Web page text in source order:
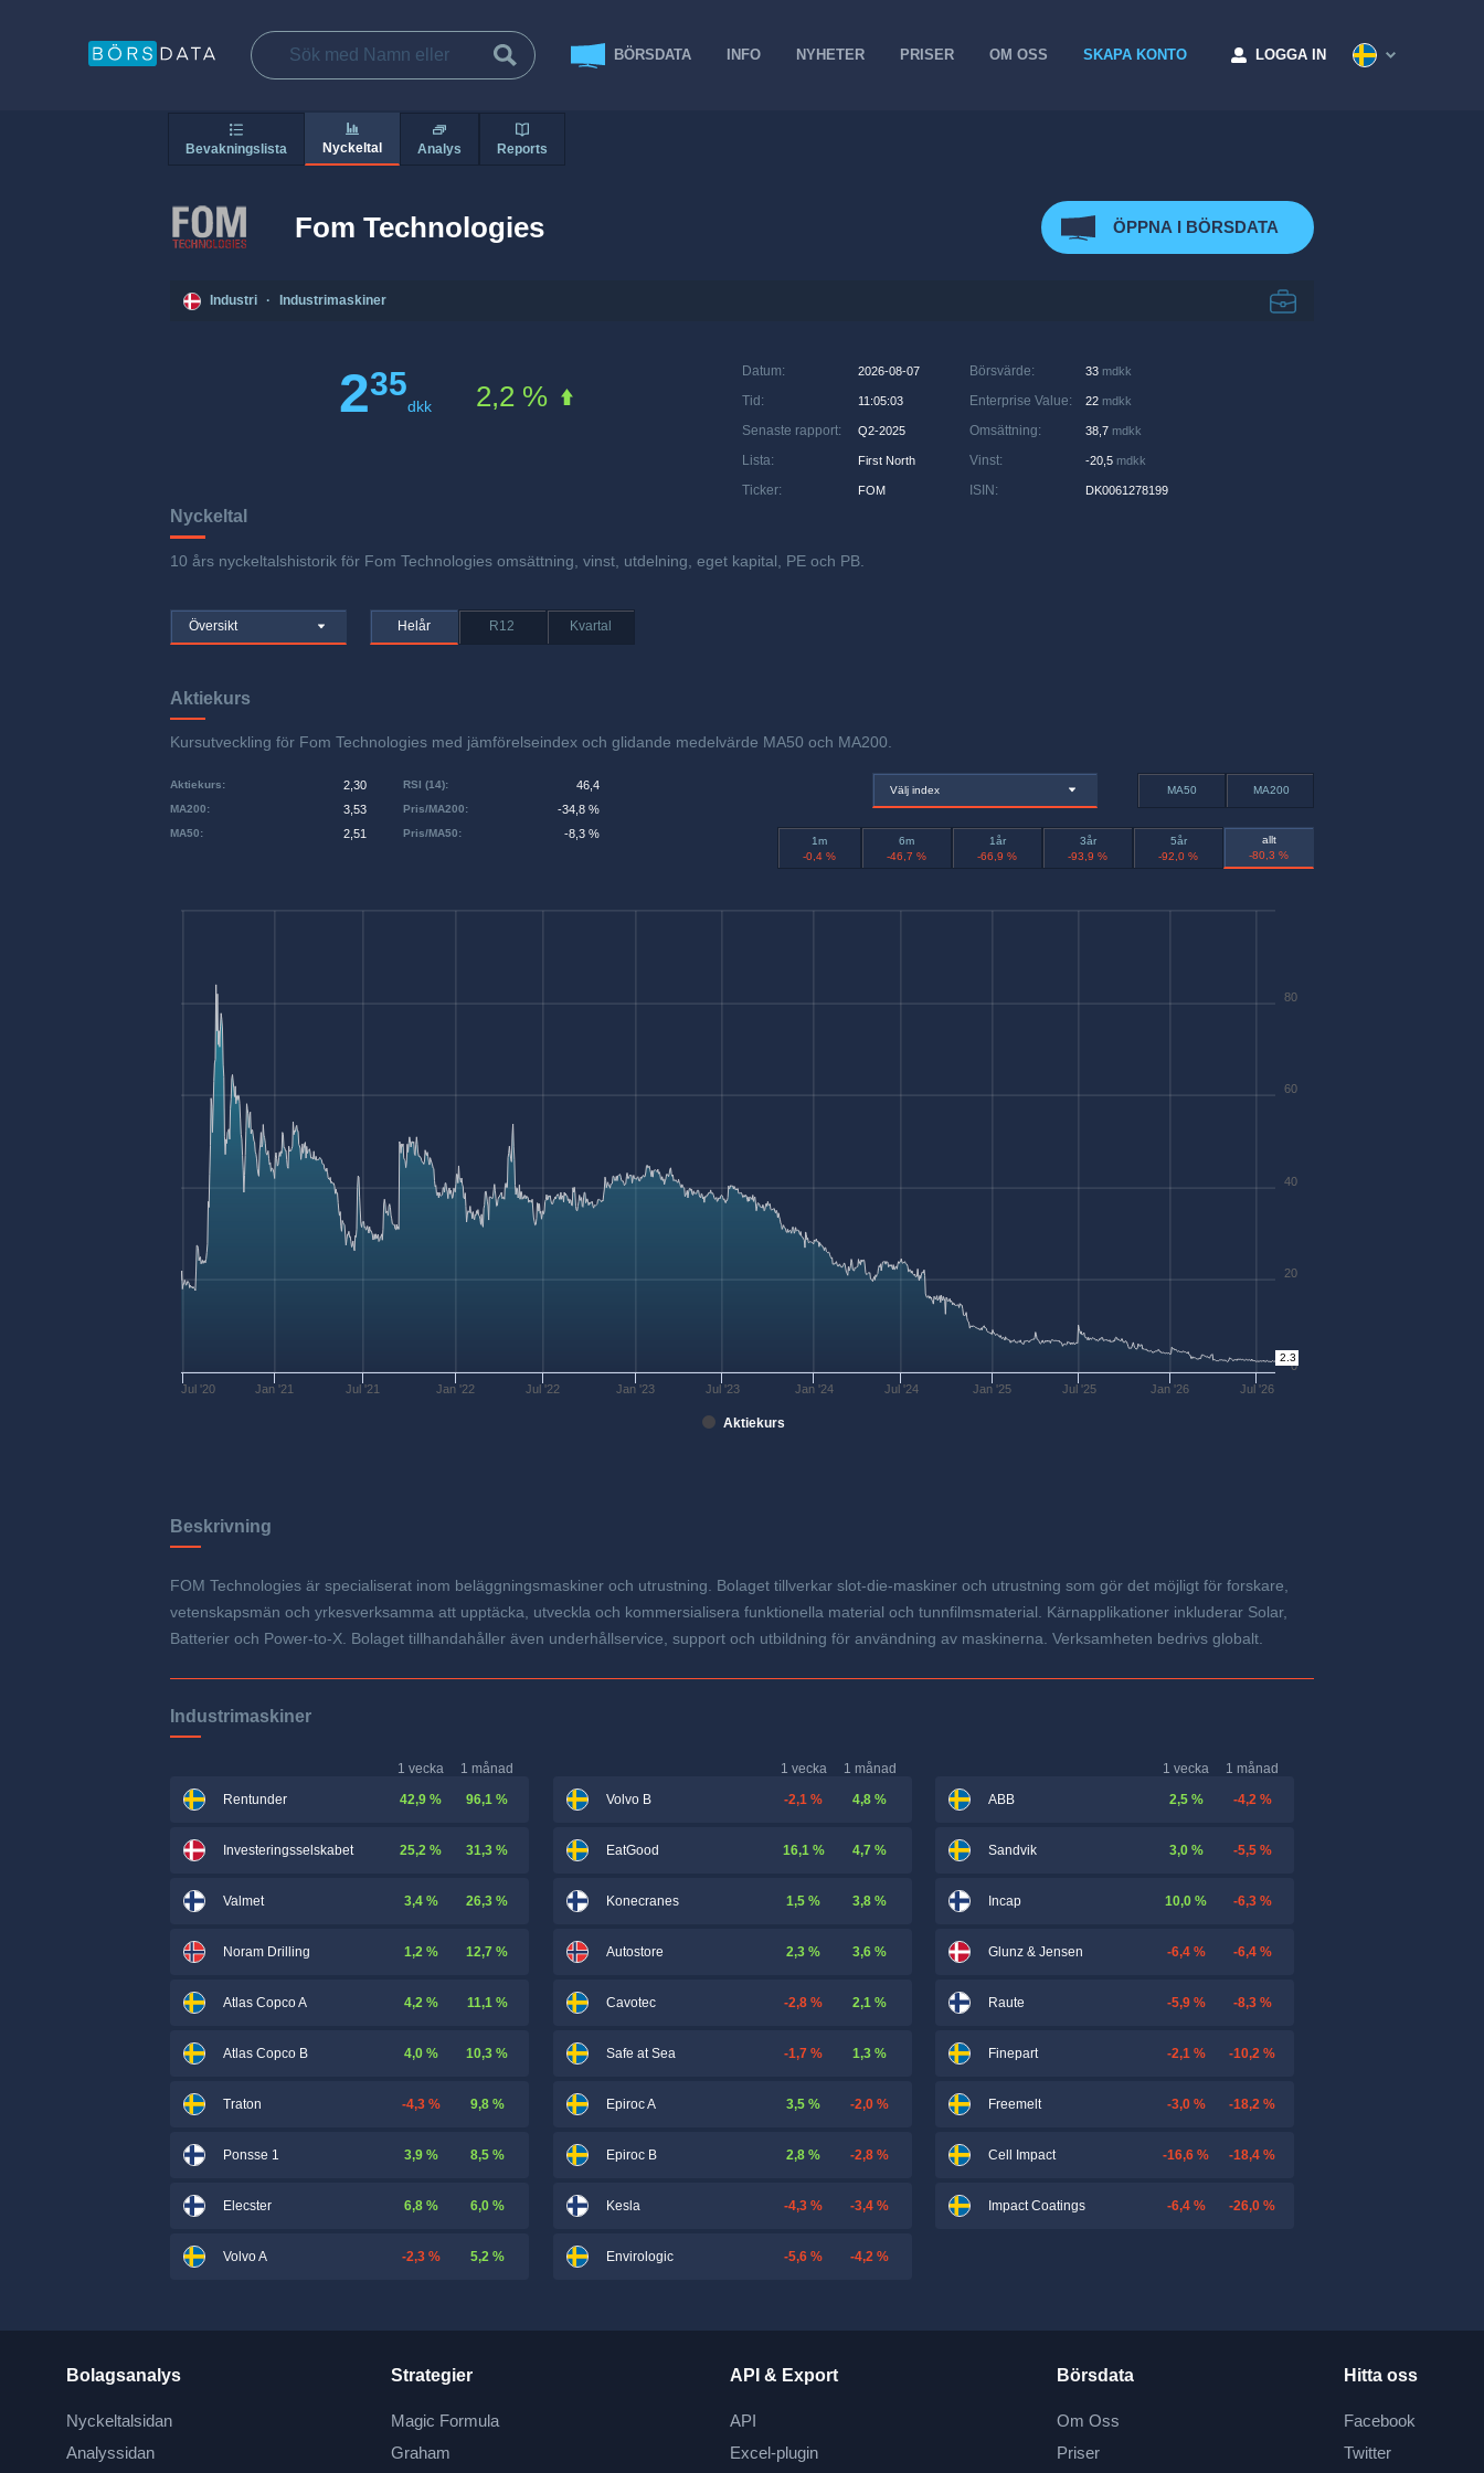
BÖRSDATA INFO NYHETER PRISER OM OSS SKAPA KONTO LOGGA IN
Bevakningslista Nyckeltal Analys Reports
Fom Technologies ÖPPNA I BÖRSDATA
Industri · Industrimaskiner
235
dkk 2,2 %
Datum: 2026-08-07
Tid : 11:05:03
Senaste rapport: Q2-2025
Lista: First North
Ticker: FOM
Börsvärde: 33 mdkk
Enterprise Value: 22 mdkk
Omsättning: 38,7 mdkk
Vinst: -20,5 mdkk
ISIN : DK0061278199
Nyckeltal
10 års nyckeltalshistorik för Fom Technologies omsättning, vinst, utdelning, eget kapital, PE och PB.
Översikt Helår R12 Kvartal
Aktiekurs
Kursutveckling för Fom Technologies med jämförelseindex och glidande medelvärde MA50 och MA200.
Aktiekurs: 2,30
MA50: 2,51
MA200: 3,53 Pris/MA200: -34,8 %
RSI (14): 46,4
Pris/MA50: -8,3 %
Välj index MA50 MA200
1m
-0,4 %
6m
-46,7 %
1år
-66,9 %
3år
-93,9 %
5år
-92,0 %
allt
-80,3 %
Aktiekurs
Jul '20 Jan '21 Jul '21 Jan '22 Jul '22 Jan '23 Jul '23 Jan '24 Jul '24 Jan '25 Jul '25 Jan '26 Jul '26
0
20
40
60
80
2.3
Beskrivning
FOM Technologies är specialiserat inom beläggningsmaskiner och utrustning. Bolaget tillverkar slot-die-maskiner och utrustning som gör det möjligt för forskare,
vetenskapsmän och yrkesverksamma att upptäcka, utveckla och kommersialisera funktionella material och tunnfilmsmaterial. Kärnapplikationer inkluderar Solar,
Batterier och Power-to-X. Bolaget tillhandahåller även underhållservice, support och utbildning för användning av maskinerna. Verksamheten bedrivs globalt.
Industrimaskiner
1 vecka
1 månad
Rentunder
42,9 % 96,1 %
Investeringsselskabet 25,2 % 31,3 %
Valmet 3,4 % 26,3 %
Noram Drilling 1,2 % 12,7 %
Atlas Copco A 4,2 % 11,1 %
Atlas Copco B 4,0 % 10,3 %
Traton -4,3 % 9,8 %
Ponsse 1 3,9 % 8,5 %
Elecster 6,8 % 6,0 %
Volvo A -2,3 % 5,2 %
1 vecka
1 månad
Volvo B
-2,1 % 4,8 %
EatGood 16,1 % 4,7 %
Konecranes 1,5 % 3,8 %
Autostore 2,3 % 3,6 %
Cavotec -2,8 % 2,1 %
Safe at Sea -1,7 % 1,3 %
Epiroc A 3,5 % -2,0 %
Epiroc B 2,8 % -2,8 %
Kesla -4,3 % -3,4 %
Envirologic -5,6 % -4,2 %
1 vecka
1 månad
ABB
2,5 % -4,2 %
Sandvik 3,0 % -5,5 %
Incap 10,0 % -6,3 %
Glunz & Jensen -6,4 % -6,4 %
Raute -5,9 % -8,3 %
Finepart -2,1 % -10,2 %
Freemelt -3,0 % -18,2 %
Cell Impact -16,6 % -18,4 %
Impact Coatings -6,4 % -26,0 %
Bolagsanalys
Nyckeltalsidan
Analyssidan
Strategier
Magic Formula
Graham
API & Export
API
Excel-plugin
Börsdata
Om Oss
Priser
Hitta oss
Facebook
Twitter